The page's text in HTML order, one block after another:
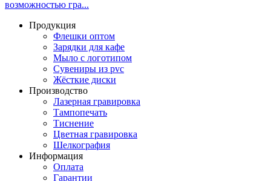
возможностью гра...
Продукция
Флешки оптом
Зарядки для кафе
Мыло с логотипом
Сувениры из pvc
Жёсткие диски
Производство
Лазерная гравировка
Тампопечать
Тиснение
Цветная гравировка
Шелкография
Информация
Оплата
Гарантии